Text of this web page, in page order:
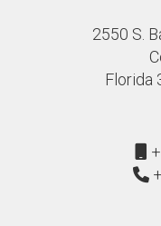
2550 S.
Florida